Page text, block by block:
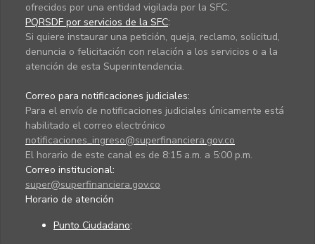
ofrecidos por una entidad vigilada por la SFC.
PQRSDF por servicios de la SFC:
Si quiere instaurar una petición, queja, reclamo, solicitud,
denuncia o felicitación con relación a los servicios o a la
atención de esta Superintendencia.
Correo para notificaciones judiciales:
Para el envío de notificaciones judiciales únicamente está
habilitado el correo electrónico
notificaciones_ingreso@superfinanciera.gov.co
El horario de este canal es de 8:15 a.m. a 5:00 p.m.
Correo institucional:
super@superfinanciera.gov.co
Horario de atención
Punto Ciudadano: